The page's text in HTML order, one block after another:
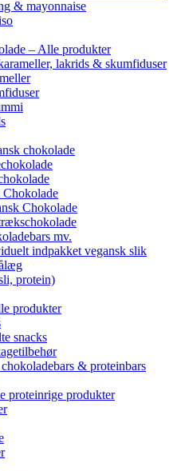
& mayonnaise
– Alle produkter
lakrids & skumfiduser
chokolade
Chokolade
mv.
indpakket vegansk slik
protein)
produkter
snacks
& proteinbars
proteinrige produkter